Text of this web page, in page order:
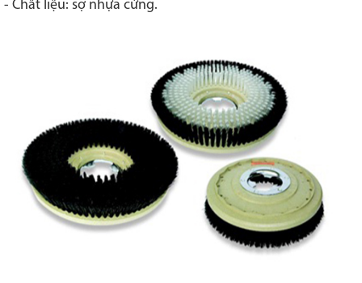
- Chất liệu: sợ nhựa cứng.